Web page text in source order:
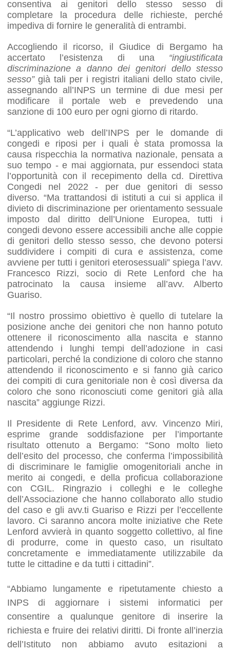
consentiva ai genitori dello stesso sesso di
completare la procedura delle richieste, perché
impediva di fornire le generalità di entrambi.
Accogliendo il ricorso, il Giudice di Bergamo ha
accertato l’esistenza di una “ingiustificata
discriminazione a danno dei genitori dello stesso
sesso” già tali per i registri italiani dello stato civile,
assegnando all’INPS un termine di due mesi per
modificare il portale web e prevedendo una
sanzione di 100 euro per ogni giorno di ritardo.
“L’applicativo web dell’INPS per le domande di
congedi e riposi per i quali è stata promossa la
causa rispecchia la normativa nazionale, pensata a
suo tempo - e mai aggiornata, pur essendoci stata
l’opportunità con il recepimento della cd. Direttiva
Congedi nel 2022 - per due genitori di sesso
diverso. “Ma trattandosi di istituti a cui si applica il
divieto di discriminazione per orientamento sessuale
imposto dal diritto dell’Unione Europea, tutti i
congedi devono essere accessibili anche alle coppie
di genitori dello stesso sesso, che devono potersi
suddividere i compiti di cura e assistenza, come
avviene per tutti i genitori eterosessuali” spiega l’avv.
Francesco Rizzi, socio di Rete Lenford che ha
patrocinato la causa insieme all’avv. Alberto
Guariso.
“Il nostro prossimo obiettivo è quello di tutelare la
posizione anche dei genitori che non hanno potuto
ottenere il riconoscimento alla nascita e stanno
attendendo i lunghi tempi dell’adozione in casi
particolari, perché la condizione di coloro che stanno
attendendo il riconoscimento e si fanno già carico
dei compiti di cura genitoriale non è così diversa da
coloro che sono riconosciuti come genitori già alla
nascita” aggiunge Rizzi.
Il Presidente di Rete Lenford, avv. Vincenzo Miri,
esprime grande soddisfazione per l’importante
risultato ottenuto a Bergamo: “Sono molto lieto
dell’esito del processo, che conferma l’impossibilità
di discriminare le famiglie omogenitoriali anche in
merito ai congedi, e della proficua collaborazione
con CGIL. Ringrazio i colleghi e le colleghe
dell’Associazione che hanno collaborato allo studio
del caso e gli avv.ti Guariso e Rizzi per l’eccellente
lavoro. Ci saranno ancora molte iniziative che Rete
Lenford avvierà in quanto soggetto collettivo, al fine
di produrre, come in questo caso, un risultato
concretamente e immediatamente utilizzabile da
tutte le cittadine e da tutti i cittadini”.
“Abbiamo lungamente e ripetutamente chiesto a
INPS di aggiornare i sistemi informatici per
consentire a qualunque genitore di inserire la
richiesta e fruire dei relativi diritti. Di fronte all’inerzia
dell’Istituto non abbiamo avuto esitazioni a